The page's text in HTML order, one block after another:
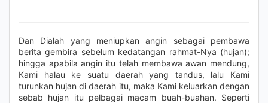
Dan Dialah yang meniupkan angin sebagai pembawa
berita gembira sebelum kedatangan rahmat-Nya (hujan);
hingga apabila angin itu telah membawa awan mendung,
Kami halau ke suatu daerah yang tandus, lalu Kami
turunkan hujan di daerah itu, maka Kami keluarkan dengan
sebab hujan itu pelbagai macam buah-buahan. Seperti